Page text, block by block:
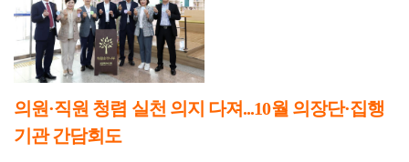
의원·직원 청렴 실천 의지 다져...10월 의장단·집행
기관 간담회도